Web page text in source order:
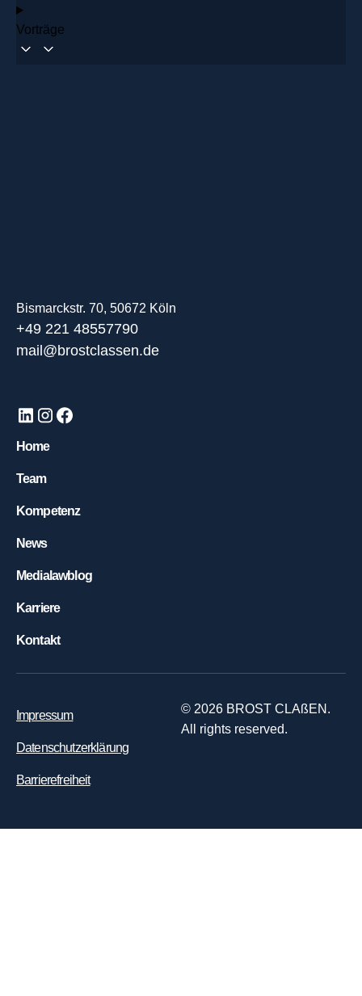
Vorträge
Bismarckstr. 70, 50672 Köln
+49 221 48557790
mail@brostclassen.de
Home
Team
Kompetenz
News
Medialawblog
Karriere
Kontakt
© 2026 BROST CLAßEN.
All rights reserved.
Impressum
Datenschutzerklärung
Barrierefreiheit